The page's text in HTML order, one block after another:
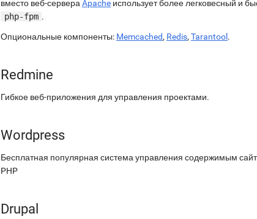
вместо веб-сервера Apache использует более легковесный и
php-fpm .
Опциональные компоненты: Memcached, Redis, Tarantool .
Redmine
Гибкое веб-приложения для управления проектами.
Wordpress
Бесплатная популярная система управления содержимым
PHP
Drupal